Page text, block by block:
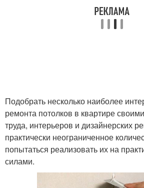
Подобрать несколько наиболее
ремонта потолков в квартире
труда, интерьеров и дизайнерских
практически неограниченное
попытаться реализовать их на
силами.